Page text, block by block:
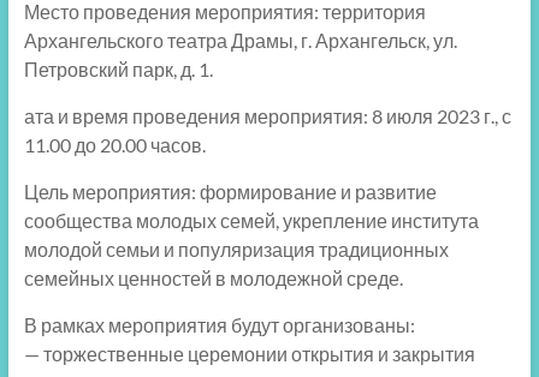
Место проведения мероприятия: территория
Архангельского театра Драмы, г. Архангельск, ул.
Петровский парк, д. 1.
ата и время проведения мероприятия: 8 июля 2023 г., с
11.00 до 20.00 часов.
Цель мероприятия: формирование и развитие
сообщества молодых семей, укрепление института
молодой семьи и популяризация традиционных
семейных ценностей в молодежной среде.
В рамках мероприятия будут организованы:
— торжественные церемонии открытия и закрытия